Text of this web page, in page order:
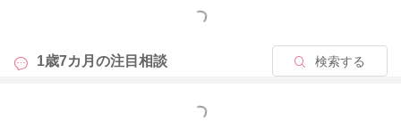
もっと見る
1歳7カ月の注目相談 検索する
もっと見る